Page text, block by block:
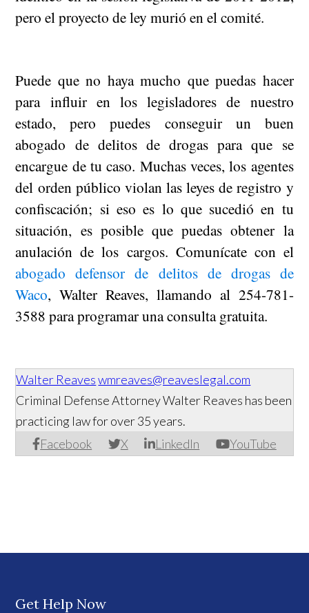
pero el proyecto de ley murió en el comité.
Puede que no haya mucho que puedas hacer
para influir en los legisladores de nuestro
estado, pero puedes conseguir un buen
abogado de delitos de drogas para que se
encargue de tu caso. Muchas veces, los agentes
del orden público violan las leyes de registro y
confiscación; si eso es lo que sucedió en tu
situación, es posible que puedas obtener la
anulación de los cargos. Comunícate con el
abogado defensor de delitos de drogas de
Waco, Walter Reaves, llamando al 254-781-
3588 para programar una consulta gratuita.
Walter Reaves wmreaves@reaveslegal.com
Facebook X LinkedIn YouTube
Criminal Defense Attorney Walter Reaves has been
practicing law for over 35 years.
Get Help Now